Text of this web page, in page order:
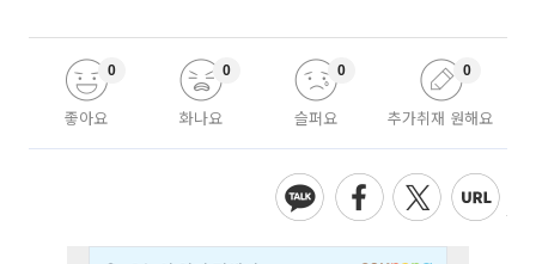
좋아요
0
화나요
0
슬퍼요
0
추가취재 원해요
0